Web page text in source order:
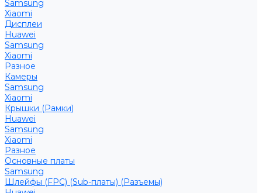
Samsung
Xiaomi
Дисплеи
Huawei
Samsung
Xiaomi
Разное
Камеры
Samsung
Xiaomi
Крышки (Рамки)
Huawei
Samsung
Xiaomi
Разное
Основные платы
Samsung
Шлейфы (FPC) (Sub-платы) (Разъемы)